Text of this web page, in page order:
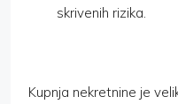
skrivenih rizika.
Kupnja nekretnine je